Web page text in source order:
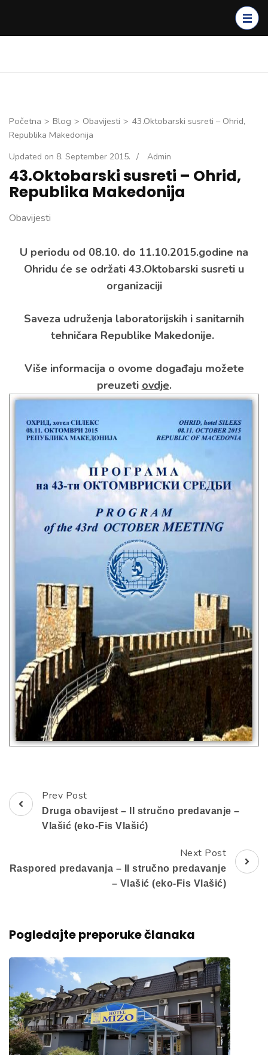
Enter)
Početna > Blog > Obavijesti > 43.Oktobarski susreti – Ohrid,
Republika Makedonija
Updated on 8. September 2015. / Admin
43.Oktobarski susreti – Ohrid,
Republika Makedonija
Obavijesti
U periodu od 08.10. do 11.10.2015.godine na
Ohridu će se održati 43.Oktobarski susreti u
organizaciji
Saveza udruženja laboratorijskih i sanitarnih
tehničara Republike Makedonije.
Više informacija o ovome događaju možete
preuzeti ovdje.
Post
Navigation
Prev Post
Druga obavijest – II stručno predavanje –
Vlašić (eko-Fis Vlašić)
Next Post
Raspored predavanja – II stručno predavanje
– Vlašić (eko-Fis Vlašić)
Pogledajte preporuke članaka